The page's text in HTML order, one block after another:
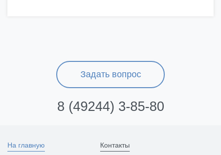
Задать вопрос
8 (49244) 3-85-80
На главную Контакты